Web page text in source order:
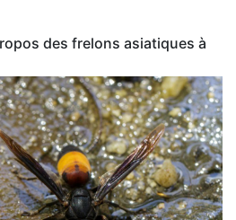
des frelons asiatiques à